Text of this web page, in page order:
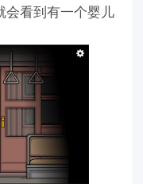
会看到有一个婴儿